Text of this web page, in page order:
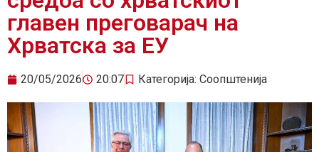
главен преговарач на
Хрватска за ЕУ
20/05/2026 20:07 Категорија: Соопштенија